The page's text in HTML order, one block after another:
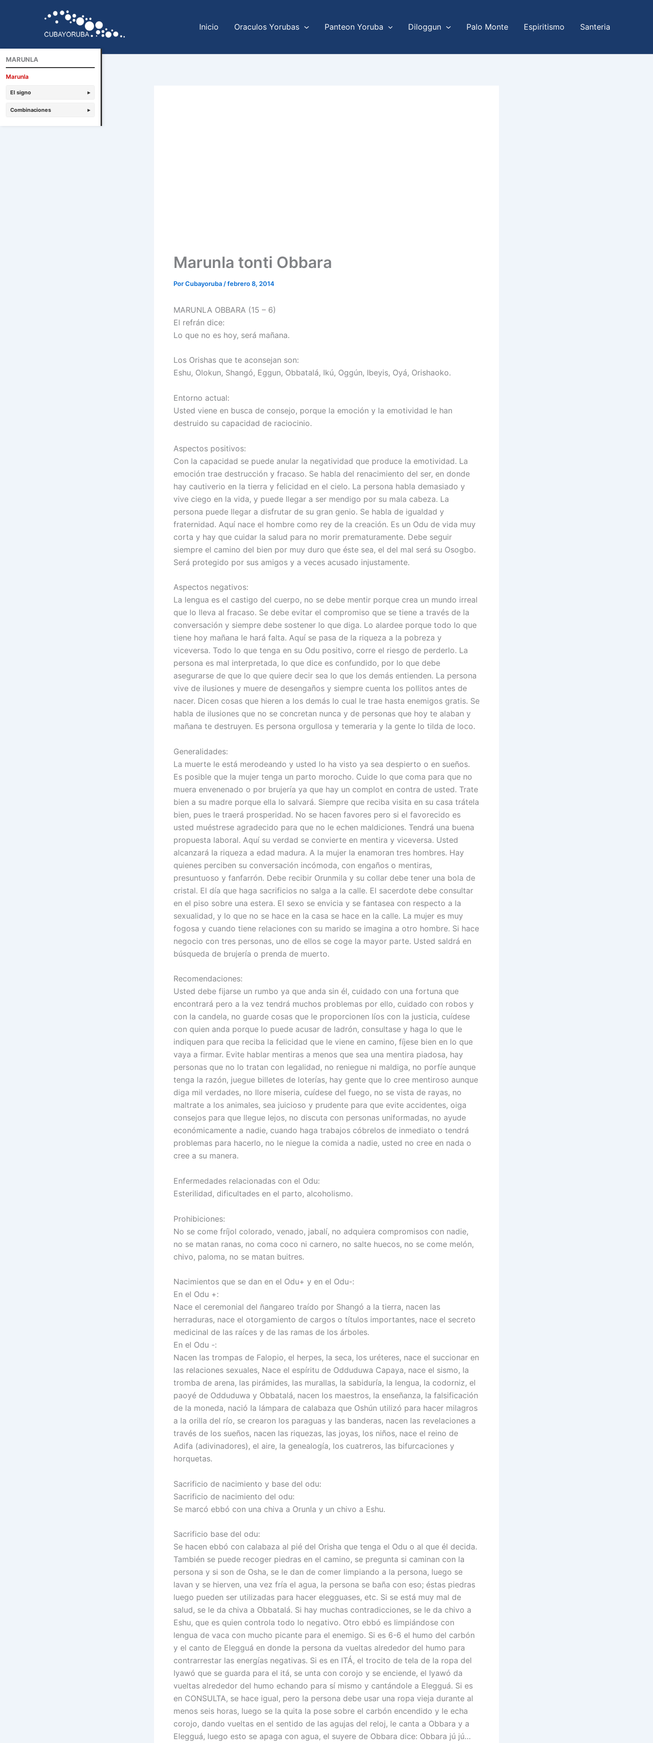
Inicio Oraculos Yorubas Panteon Yoruba Diloggun Palo Monte Espiritismo Santeria
Marunla tonti Obbara
PorCubayoruba /febrero 8, 2014
MARUNLA OBBARA (15 – 6)
El refrán dice:
Lo que no es hoy, será mañana.
Los Orishas que te aconsejan son:
Eshu, Olokun, Shangó, Eggun, Obbatalá, Ikú, Oggún, Ibeyis, Oyá, Orishaoko.
Entorno actual:
Usted viene en busca de consejo, porque la emoción y la emotividad le han
destruido su capacidad de raciocinio.
Aspectos positivos:
Con la capacidad se puede anular la negatividad que produce la emotividad. La
emoción trae destrucción y fracaso. Se habla del renacimiento del ser, en donde
hay cautiverio en la tierra y felicidad en el cielo. La persona habla demasiado y
vive ciego en la vida, y puede llegar a ser mendigo por su mala cabeza. La
persona puede llegar a disfrutar de su gran genio. Se habla de igualdad y
fraternidad. Aquí nace el hombre como rey de la creación. Es un Odu de vida muy
corta y hay que cuidar la salud para no morir prematuramente. Debe seguir
siempre el camino del bien por muy duro que éste sea, el del mal será su Osogbo.
Será protegido por sus amigos y a veces acusado injustamente.
Aspectos negativos:
La lengua es el castigo del cuerpo, no se debe mentir porque crea un mundo irreal
que lo lleva al fracaso. Se debe evitar el compromiso que se tiene a través de la
conversación y siempre debe sostener lo que diga. Lo alardee porque todo lo que
tiene hoy mañana le hará falta. Aquí se pasa de la riqueza a la pobreza y
viceversa. Todo lo que tenga en su Odu positivo, corre el riesgo de perderlo. La
persona es mal interpretada, lo que dice es confundido, por lo que debe
asegurarse de que lo que quiere decir sea lo que los demás entienden. La persona
vive de ilusiones y muere de desengaños y siempre cuenta los pollitos antes de
nacer. Dicen cosas que hieren a los demás lo cual le trae hasta enemigos gratis. Se
habla de ilusiones que no se concretan nunca y de personas que hoy te alaban y
mañana te destruyen. Es persona orgullosa y temeraria y la gente lo tilda de loco.
Generalidades:
La muerte le está merodeando y usted lo ha visto ya sea despierto o en sueños.
Es posible que la mujer tenga un parto morocho. Cuide lo que coma para que no
muera envenenado o por brujería ya que hay un complot en contra de usted. Trate
bien a su madre porque ella lo salvará. Siempre que reciba visita en su casa trátela
bien, pues le traerá prosperidad. No se hacen favores pero si el favorecido es
usted muéstrese agradecido para que no le echen maldiciones. Tendrá una buena
propuesta laboral. Aquí su verdad se convierte en mentira y viceversa. Usted
alcanzará la riqueza a edad madura. A la mujer la enamoran tres hombres. Hay
quienes perciben su conversación incómoda, con engaños o mentiras,
presuntuoso y fanfarrón. Debe recibir Orunmila y su collar debe tener una bola de
cristal. El día que haga sacrificios no salga a la calle. El sacerdote debe consultar
en el piso sobre una estera. El sexo se envicia y se fantasea con respecto a la
sexualidad, y lo que no se hace en la casa se hace en la calle. La mujer es muy
fogosa y cuando tiene relaciones con su marido se imagina a otro hombre. Si hace
negocio con tres personas, uno de ellos se coge la mayor parte. Usted saldrá en
búsqueda de brujería o prenda de muerto.
Recomendaciones:
Usted debe fijarse un rumbo ya que anda sin él, cuidado con una fortuna que
encontrará pero a la vez tendrá muchos problemas por ello, cuidado con robos y
con la candela, no guarde cosas que le proporcionen líos con la justicia, cuídese
con quien anda porque lo puede acusar de ladrón, consultase y haga lo que le
indiquen para que reciba la felicidad que le viene en camino, fíjese bien en lo que
vaya a firmar. Evite hablar mentiras a menos que sea una mentira piadosa, hay
personas que no lo tratan con legalidad, no reniegue ni maldiga, no porfíe aunque
tenga la razón, juegue billetes de loterías, hay gente que lo cree mentiroso aunque
diga mil verdades, no llore miseria, cuídese del fuego, no se vista de rayas, no
maltrate a los animales, sea juicioso y prudente para que evite accidentes, oiga
consejos para que llegue lejos, no discuta con personas uniformadas, no ayude
económicamente a nadie, cuando haga trabajos cóbrelos de inmediato o tendrá
problemas para hacerlo, no le niegue la comida a nadie, usted no cree en nada o
cree a su manera.
Enfermedades relacionadas con el Odu:
Esterilidad, dificultades en el parto, alcoholismo.
Prohibiciones:
No se come fríjol colorado, venado, jabalí, no adquiera compromisos con nadie,
no se matan ranas, no coma coco ni carnero, no salte huecos, no se come melón,
chivo, paloma, no se matan buitres.
Nacimientos que se dan en el Odu+ y en el Odu-:
En el Odu +:
Nace el ceremonial del ñangareo traído por Shangó a la tierra, nacen las
herraduras, nace el otorgamiento de cargos o títulos importantes, nace el secreto
medicinal de las raíces y de las ramas de los árboles.
En el Odu -:
Nacen las trompas de Falopio, el herpes, la seca, los uréteres, nace el succionar en
las relaciones sexuales, Nace el espíritu de Odduduwa Capaya, nace el sismo, la
tromba de arena, las pirámides, las murallas, la sabiduría, la lengua, la codorniz, el
paoyé de Odduduwa y Obbatalá, nacen los maestros, la enseñanza, la falsificación
de la moneda, nació la lámpara de calabaza que Oshún utilizó para hacer milagros
a la orilla del río, se crearon los paraguas y las banderas, nacen las revelaciones a
través de los sueños, nacen las riquezas, las joyas, los niños, nace el reino de
Adifa (adivinadores), el aire, la genealogía, los cuatreros, las bifurcaciones y
horquetas.
Sacrificio de nacimiento y base del odu:
Sacrificio de nacimiento del odu:
Se marcó ebbó con una chiva a Orunla y un chivo a Eshu.
Sacrificio base del odu:
Se hacen ebbó con calabaza al pié del Orisha que tenga el Odu o al que él decida.
También se puede recoger piedras en el camino, se pregunta si caminan con la
persona y si son de Osha, se le dan de comer limpiando a la persona, luego se
lavan y se hierven, una vez fría el agua, la persona se baña con eso; éstas piedras
luego pueden ser utilizadas para hacer elegguases, etc. Si se está muy mal de
salud, se le da chiva a Obbatalá. Si hay muchas contradicciones, se le da chivo a
Eshu, que es quien controla todo lo negativo. Otro ebbó es limpiándose con
lengua de vaca con mucho picante para el enemigo. Si es 6-6 el humo del carbón
y el canto de Elegguá en donde la persona da vueltas alrededor del humo para
contrarrestar las energías negativas. Si es en ITÁ, el trocito de tela de la ropa del
Iyawó que se guarda para el itá, se unta con corojo y se enciende, el Iyawó da
vueltas alrededor del humo echando para sí mismo y cantándole a Elegguá. Si es
en CONSULTA, se hace igual, pero la persona debe usar una ropa vieja durante al
menos seis horas, luego se la quita la pose sobre el carbón encendido y le echa
corojo, dando vueltas en el sentido de las agujas del reloj, le canta a Obbara y a
Elegguá, luego esto se apaga con agua, el suyere de Obbara dice: Obbara jú jú…
MARUNLA
Marunla
El signo ▸
Combinaciones ▸